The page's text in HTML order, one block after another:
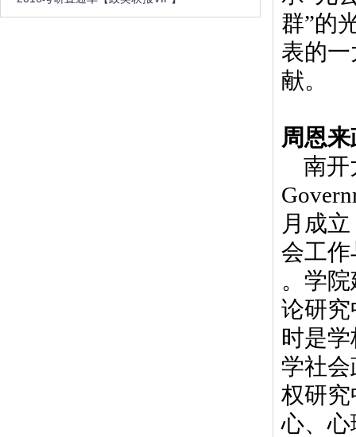
群”的
表的
献。
周恩
南开
月成
会工
。学
论研
时是
学社
权研
心、